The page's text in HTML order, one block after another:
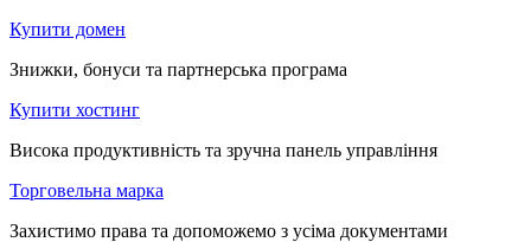
Купити домен
Знижки, бонуси та партнерська програма
Купити хостинг
Висока продуктивність та зручна панель управління
Торговельна марка
Захистимо права та допоможемо з усіма документами